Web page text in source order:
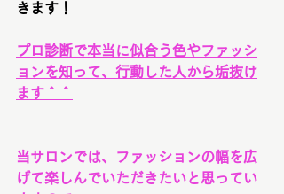
きます！
プロ診断で本当に似合う色やファッシ
ョンを知って、行動した人から垢抜け
ます＾＾
当サロンでは、ファッションの幅を広
げて楽しんでいただきたいと思ってい